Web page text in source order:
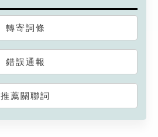
轉寄詞條
錯誤通報
推薦關聯詞